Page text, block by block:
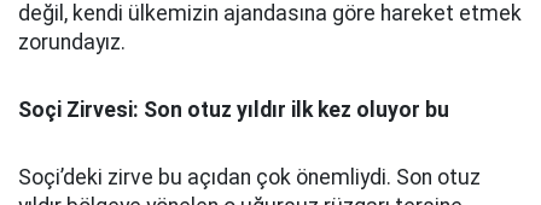
değil, kendi ülkemizin ajandasına göre hareket etmek
zorundayız.
Soçi Zirvesi: Son otuz yıldır ilk kez oluyor bu
Soçi’deki zirve bu açıdan çok önemliydi. Son otuz